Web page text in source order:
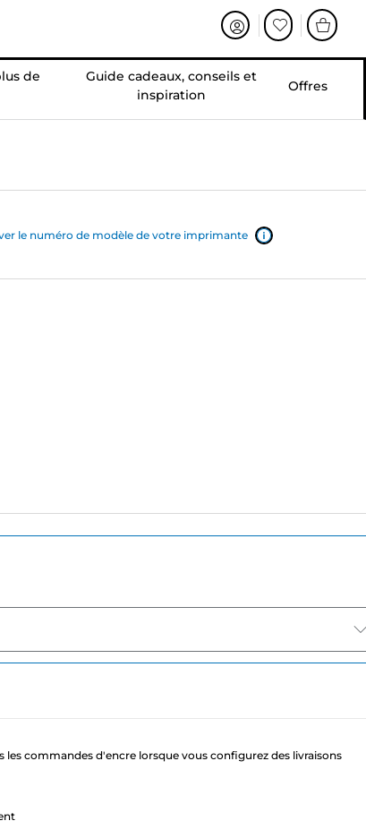
de
Guide cadeaux, conseils et
inspiration
Offres
le numéro de modèle de votre imprimante
les commandes d'encre lorsque vous configurez des livraisons